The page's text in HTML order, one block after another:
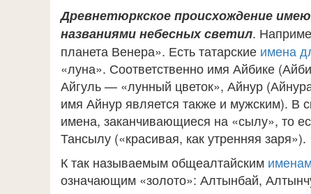
Древнетюркское происхождение
названиями небесных светил.
планета Венера». Есть татарские имена
«луна». Соответственно имя Айбике
Айгуль — «лунный цветок», Айнур
имя Айнур является также и мужским). В
имена, заканчивающиеся на «сылу», то
Тансылу («красивая, как утренняя заря»).
К так называемым общеалтайским
означающим «золото»: Алтынбай,